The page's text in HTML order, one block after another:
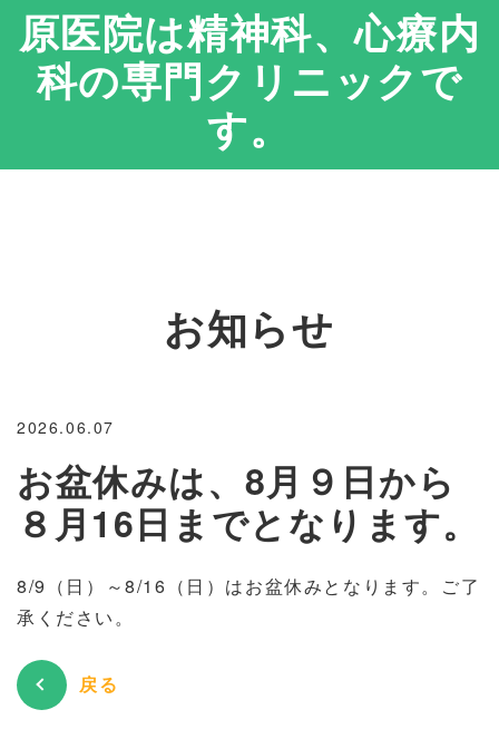
原医院は精神科、心療内
科の専門クリニックで
す。
お知らせ
2026.06.07
お盆休みは、8月９日から
８月16日までとなります。
8/9（日）～8/16（日）はお盆休みとなります。ご了
承ください。
戻る